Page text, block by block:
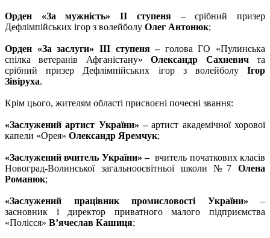
Орден «За мужність»II ступеня– срібний призер
Дефлімпійських ігор з волейболу Олег Антонюк;
Орден «За заслуги» IIIступеня – голова ГО «Пулинська
спілка ветеранів Афганістану»Олександр Сахневичта
срібний призер Дефлімпійських ігор з волейболу Ігор
Зівіруха.
Крім цього, жителям області присвоєні почесні звання:
«Заслужений артист України» –артист академічної хорової
капели «Орея» Олександр Яремчук;
«Заслужений вчитель України» – вчитель початкових класів
Новоград-Волинської загальноосвітньої школи №7 Олена
Романюк;
«Заслужений працівник промисловості України» –
засновник і директор приватного малого підприємства
«Полісся» В’ячеслав Кашиця;